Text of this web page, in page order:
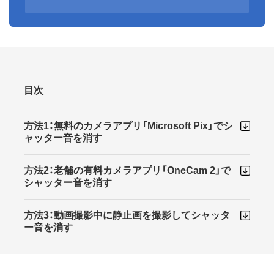
目次
方法1：無料のカメラアプリ「Microsoft Pix」でシ
ャッター音を消す
方法2：老舗の有料カメラアプリ「OneCam 2」で
シャッター音を消す
方法3：動画撮影中に静止画を撮影してシャッタ
ー音を消す